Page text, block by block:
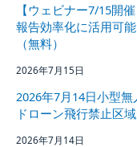
【ウェビナー7/15開
報告効率化に活用可
（無料）
2026年7月15日
2026年7月14日小型無
ドローン飛行禁止区
2026年7月14日